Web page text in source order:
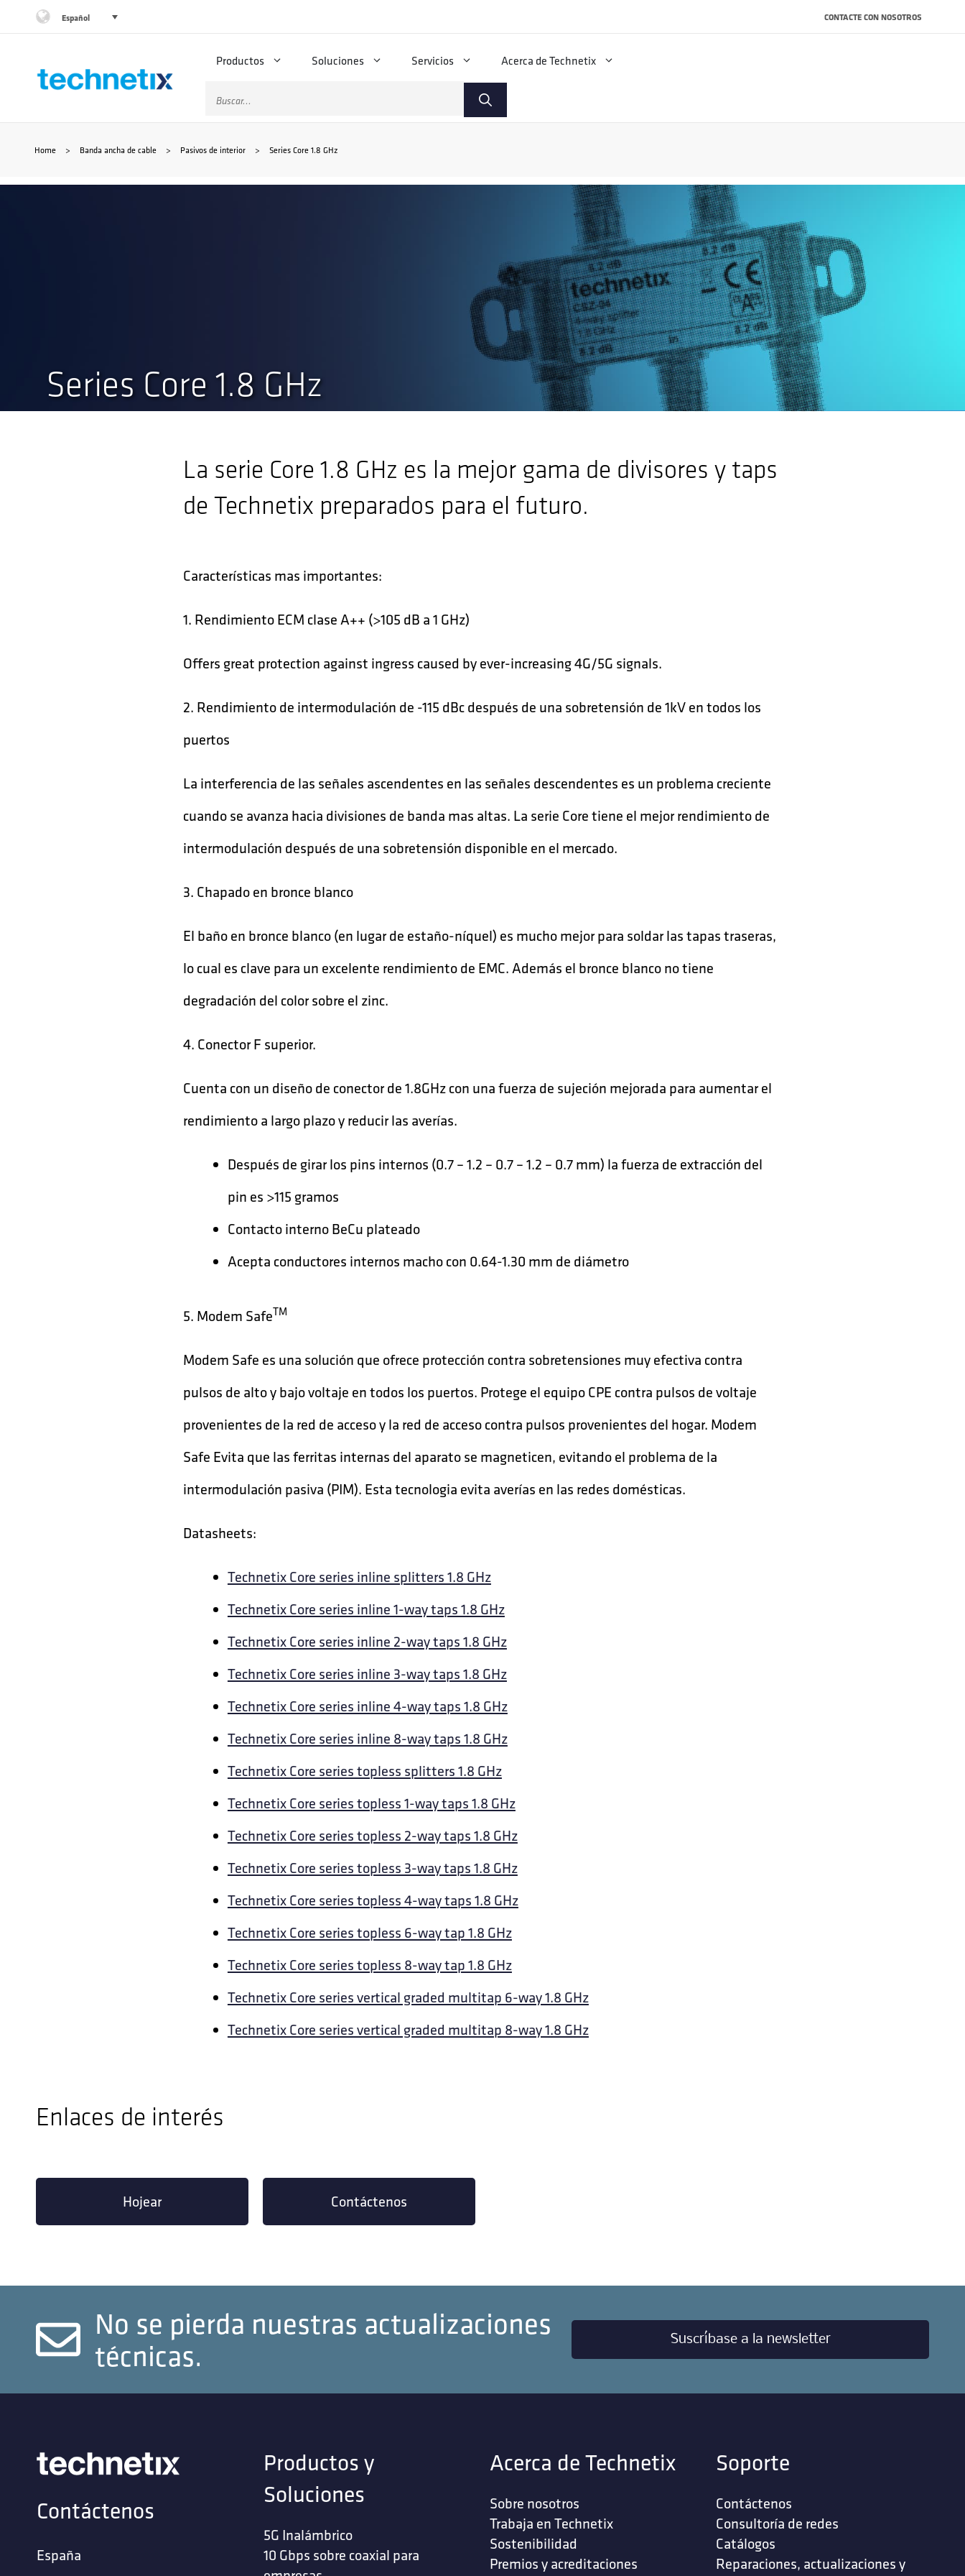
contenido
Español CONTACTE CON NOSOTROS
Productos Soluciones Servicios Acerca de Technetix
Buscar:
Home > Banda ancha de cable > Pasivos de interior > Series Core 1.8 GHz
Series Core 1.8 GHz
La serie Core 1.8 GHz es la mejor gama de divisores y taps
de Technetix preparados para el futuro.
Características mas importantes:
1. Rendimiento ECM clase A++ (>105 dB a 1 GHz)
Offers great protection against ingress caused by ever-increasing 4G/5G signals.
2. Rendimiento de intermodulación de -115 dBc después de una sobretensión de 1kV en todos los
puertos
La interferencia de las señales ascendentes en las señales descendentes es un problema creciente
cuando se avanza hacia divisiones de banda mas altas. La serie Core tiene el mejor rendimiento de
intermodulación después de una sobretensión disponible en el mercado.
3. Chapado en bronce blanco
El baño en bronce blanco (en lugar de estaño-níquel) es mucho mejor para soldar las tapas traseras,
lo cual es clave para un excelente rendimiento de EMC. Además el bronce blanco no tiene
degradación del color sobre el zinc.
4. Conector F superior.
Cuenta con un diseño de conector de 1.8GHz con una fuerza de sujeción mejorada para aumentar el
rendimiento a largo plazo y reducir las averías.
Después de girar los pins internos (0.7 – 1.2 – 0.7 – 1.2 – 0.7 mm) la fuerza de extracción del
pin es >115 gramos
Contacto interno BeCu plateado
Acepta conductores internos macho con 0.64-1.30 mm de diámetro
5. Modem SafeTM
Modem Safe es una solución que ofrece protección contra sobretensiones muy efectiva contra
pulsos de alto y bajo voltaje en todos los puertos. Protege el equipo CPE contra pulsos de voltaje
provenientes de la red de acceso y la red de acceso contra pulsos provenientes del hogar. Modem
Safe Evita que las ferritas internas del aparato se magneticen, evitando el problema de la
intermodulación pasiva (PIM). Esta tecnologia evita averías en las redes domésticas.
Datasheets:
Technetix Core series inline splitters 1.8 GHz
Technetix Core series inline 1-way taps 1.8 GHz
Technetix Core series inline 2-way taps 1.8 GHz
Technetix Core series inline 3-way taps 1.8 GHz
Technetix Core series inline 4-way taps 1.8 GHz
Technetix Core series inline 8-way taps 1.8 GHz
Technetix Core series topless splitters 1.8 GHz
Technetix Core series topless 1-way taps 1.8 GHz
Technetix Core series topless 2-way taps 1.8 GHz
Technetix Core series topless 3-way taps 1.8 GHz
Technetix Core series topless 4-way taps 1.8 GHz
Technetix Core series topless 6-way tap 1.8 GHz
Technetix Core series topless 8-way tap 1.8 GHz
Technetix Core series vertical graded multitap 6-way 1.8 GHz
Technetix Core series vertical graded multitap 8-way 1.8 GHz
Enlaces de interés
Hojear Contáctenos
No se pierda nuestras actualizaciones
técnicas.
Suscríbase a la newsletter
Contáctenos
España
Productos y
Soluciones
5G Inalámbrico
10 Gbps sobre coaxial para
Acerca de Technetix
Sobre nosotros
Trabaja en Technetix
Sostenibilidad
Premios y acreditaciones
Soporte
Contáctenos
‎Consultoría de redes‎
Catálogos
Reparaciones, actualizaciones y